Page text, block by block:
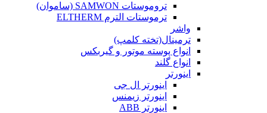
تروموستات SAMWON (ساموان)
ترموستات الترم ELTHERM
واشر
ترمینال(تخته کلمپ)
انواع پوسته موتور و گیربکس
انواع گلند
اینورتر
اینورتر ال جی
اینورتر زیمنس
اینورتر ABB